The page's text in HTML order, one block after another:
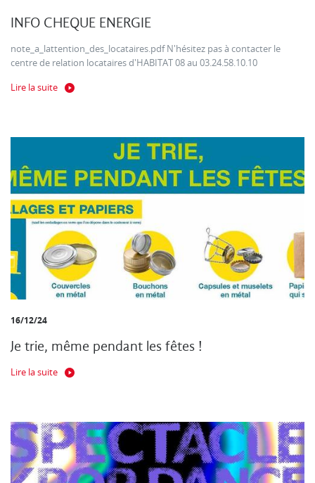
INFO CHEQUE ENERGIE
note_a_lattention_des_locataires.pdf N'hésitez pas à contacter le
centre de relation locataires d'HABITAT 08 au 03.24.58.10.10
Lire la suite
16/12/24
Je trie, même pendant les fêtes !
Lire la suite